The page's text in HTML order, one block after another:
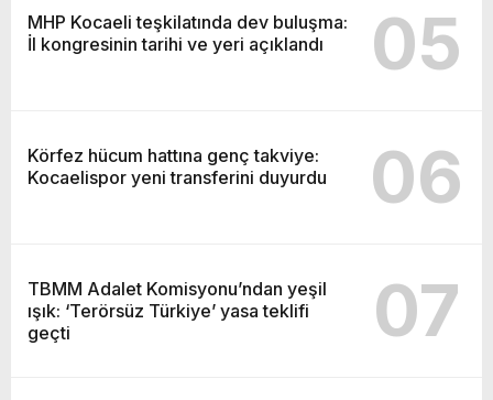
MHP Kocaeli teşkilatında dev buluşma:
İl kongresinin tarihi ve yeri açıklandı
05
Körfez hücum hattına genç takviye:
Kocaelispor yeni transferini duyurdu
06
TBMM Adalet Komisyonu’ndan yeşil
ışık: ‘Terörsüz Türkiye’ yasa teklifi
geçti
07